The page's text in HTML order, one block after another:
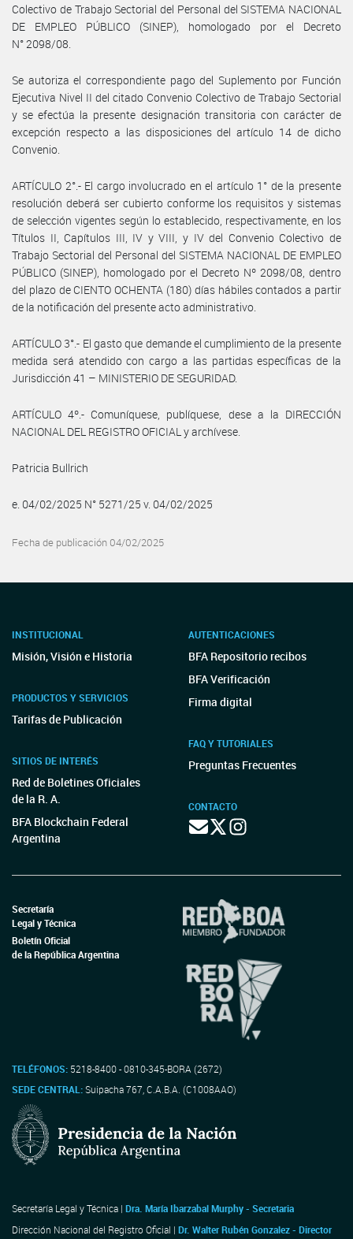
Colectivo de Trabajo Sectorial del Personal del SISTEMA NACIONAL
DE EMPLEO PÚBLICO (SINEP), homologado por el Decreto
N° 2098/08.
Se autoriza el correspondiente pago del Suplemento por Función
Ejecutiva Nivel II del citado Convenio Colectivo de Trabajo Sectorial
y se efectúa la presente designación transitoria con carácter de
excepción respecto a las disposiciones del artículo 14 de dicho
Convenio.
ARTÍCULO 2°.- El cargo involucrado en el artículo 1° de la presente
resolución deberá ser cubierto conforme los requisitos y sistemas
de selección vigentes según lo establecido, respectivamente, en los
Títulos II, Capítulos III, IV y VIII, y IV del Convenio Colectivo de
Trabajo Sectorial del Personal del SISTEMA NACIONAL DE EMPLEO
PÚBLICO (SINEP), homologado por el Decreto Nº 2098/08, dentro
del plazo de CIENTO OCHENTA (180) días hábiles contados a partir
de la notificación del presente acto administrativo.
ARTÍCULO 3°.- El gasto que demande el cumplimiento de la presente
medida será atendido con cargo a las partidas específicas de la
Jurisdicción 41 – MINISTERIO DE SEGURIDAD.
ARTÍCULO 4º.- Comuníquese, publíquese, dese a la DIRECCIÓN
NACIONAL DEL REGISTRO OFICIAL y archívese.
Patricia Bullrich
e. 04/02/2025 N° 5271/25 v. 04/02/2025
Fecha de publicación 04/02/2025
INSTITUCIONAL
Misión, Visión e Historia
PRODUCTOS Y SERVICIOS
Tarifas de Publicación
SITIOS DE INTERÉS
Red de Boletines Oficiales
de la R. A.
BFA Blockchain Federal
Argentina
AUTENTICACIONES
BFA Repositorio recibos
BFA Verificación
Firma digital
FAQ Y TUTORIALES
Preguntas Frecuentes
CONTACTO
Secretaría
Legal y Técnica
Boletín Oficial
de la República Argentina
TELÉFONOS: 5218-8400 - 0810-345-BORA (2672)
SEDE CENTRAL:Suipacha 767, C.A.B.A. (C1008AAO)
Secretaría Legal y Técnica | Dra. María Ibarzabal Murphy - Secretaria
Dirección Nacional del Registro Oficial | Dr. Walter Rubén Gonzalez - Director